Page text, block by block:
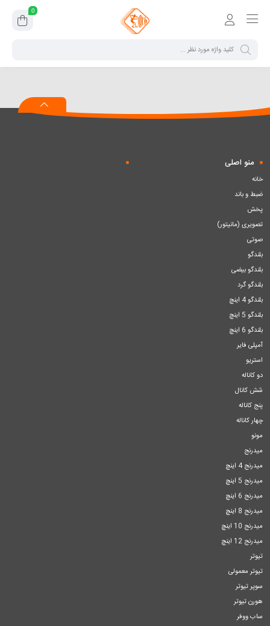
0
منو اصلی
خانه
ضبط و باند
پخش
تصویری (مانیتور)
صوتی
بلندگو
بلندگو بیضی
بلندگو گرد
بلندگو 4 اینچ
بلندگو 5 اینچ
بلندگو 6 اینچ
آمپلی فایر
استریو
دو کاناله
شش کانال
پنج کاناله
چهار کاناله
مونو
میدرنج
میدرنج 4 اینچ
میدرنج 5 اینچ
میدرنج 6 اینچ
میدرنج 8 اینچ
میدرنج 10 اینچ
میدرنج 12 اینچ
تیوتر
تیوتر معمولی
سوپر تیوتر
هورن تیوتر
ساب ووفر